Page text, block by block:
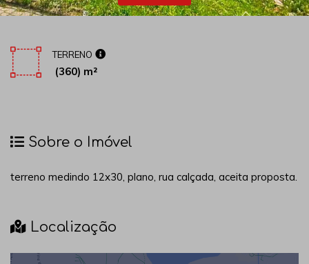
TERRENO
(360) m²
Sobre o Imóvel
terreno medindo 12x30, plano, rua calçada, aceita proposta.
Localização